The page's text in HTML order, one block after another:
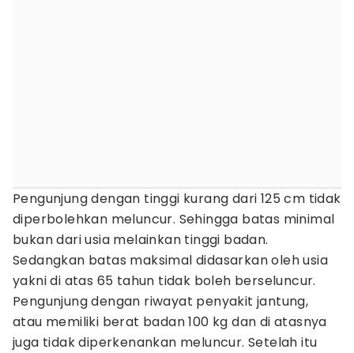
Pengunjung dengan tinggi kurang dari 125 cm tidak
diperbolehkan meluncur. Sehingga batas minimal
bukan dari usia melainkan tinggi badan.
Sedangkan batas maksimal didasarkan oleh usia
yakni di atas 65 tahun tidak boleh berseluncur.
Pengunjung dengan riwayat penyakit jantung,
atau memiliki berat badan 100 kg dan di atasnya
juga tidak diperkenankan meluncur. Setelah itu